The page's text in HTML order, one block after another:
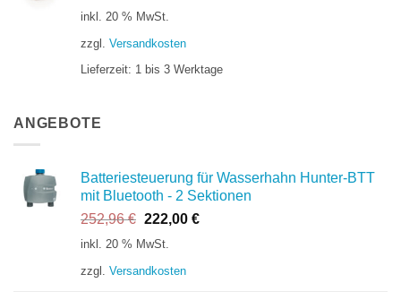
inkl. 20 % MwSt.
zzgl. Versandkosten
Lieferzeit: 1 bis 3 Werktage
ANGEBOTE
Batteriesteuerung für Wasserhahn Hunter-BTT
mit Bluetooth - 2 Sektionen
252,96€ Ursprünglicher
Preis
252,96 €
222,00 €Aktueller
inkl. 20 % MwSt.
zzgl. Versandkosten